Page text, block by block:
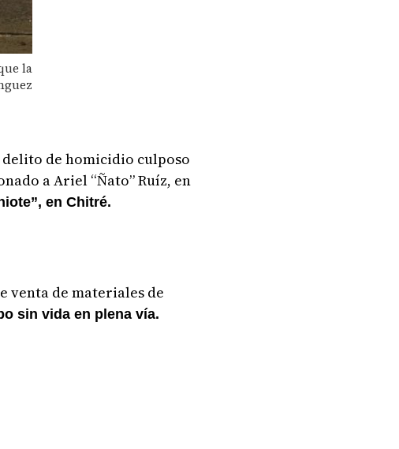
la
de homicidio culposo
a Ariel “Ñato” Ruíz, en
en Chitré.
venta de materiales de
sin vida en plena vía.